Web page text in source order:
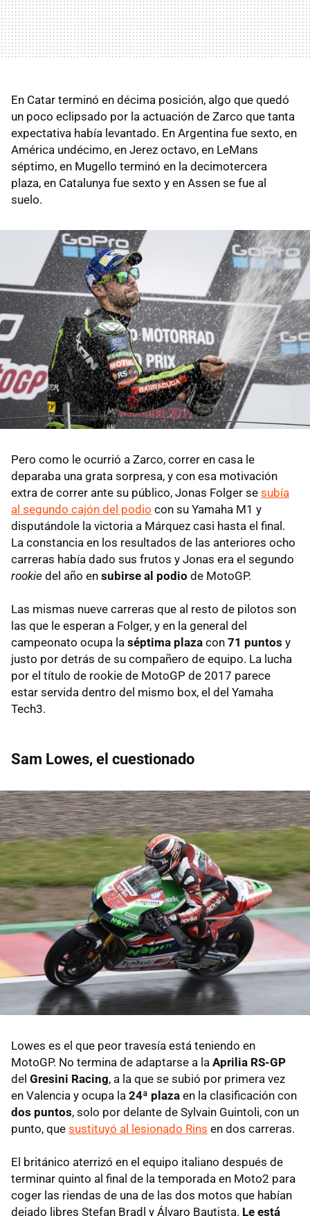
En Catar terminó en décima posición, algo que quedó
un poco eclipsado por la actuación de Zarco que tanta
expectativa había levantado. En Argentina fue sexto, en
América undécimo, en Jerez octavo, en LeMans
séptimo, en Mugello terminó en la decimotercera
plaza, en Catalunya fue sexto y en Assen se fue al
suelo.
Pero como le ocurrió a Zarco, correr en casa le
deparaba una grata sorpresa, y con esa motivación
extra de correr ante su público, Jonas Folger se subía
al segundo cajón del podio con su Yamaha M1 y
disputándole la victoria a Márquez casi hasta el final.
La constancia en los resultados de las anteriores ocho
carreras había dado sus frutos y Jonas era el segundo
rookie del año en subirse al podio de MotoGP.
Las mismas nueve carreras que al resto de pilotos son
las que le esperan a Folger, y en la general del
campeonato ocupa la séptima plaza con 71 puntos y
justo por detrás de su compañero de equipo. La lucha
por el título de rookie de MotoGP de 2017 parece
estar servida dentro del mismo box, el del Yamaha
Tech3.
Sam Lowes, el cuestionado
Lowes es el que peor travesía está teniendo en
MotoGP. No termina de adaptarse a la Aprilia RS-GP
del Gresini Racing, a la que se subió por primera vez
en Valencia y ocupa la 24ª plaza en la clasificación con
dos puntos, solo por delante de Sylvain Guintoli, con un
punto, que sustituyó al lesionado Rins en dos carreras.
El británico aterrizó en el equipo italiano después de
terminar quinto al final de la temporada en Moto2 para
coger las riendas de una de las dos motos que habían
dejado libres Stefan Bradl y Álvaro Bautista. Le está